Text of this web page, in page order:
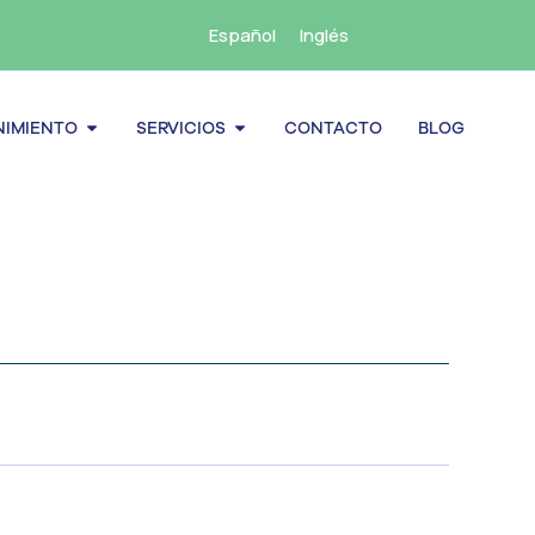
Español Inglés
Abrir Mantenimiento
SERVICIOS Abrir Servicios
CONTACTO BLOG